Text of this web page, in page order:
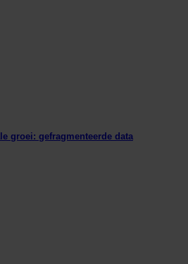
groei: gefragmenteerde data